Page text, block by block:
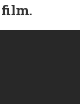
film.